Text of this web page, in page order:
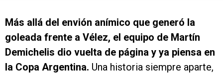
Más allá del envión anímico que generó la
goleada frente a Vélez, el equipo de Martín
Demichelis dio vuelta de página y ya piensa en
la Copa Argentina. Una historia siempre aparte,